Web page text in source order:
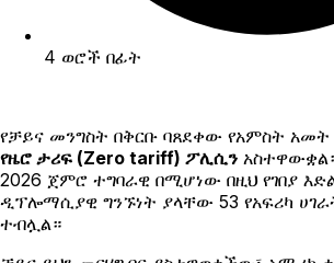
4 ወሮች በፊት
የቻይና መንግስት በቅርቡ ባጸደቀው የአምስት
የዜሮ ታሪፍ (Zero tariff) ፖሊሲን
2026 ጀምሮ ተግባራዊ በሚሆነው በዚህ የገበያ
ዲፕሎማሲያዊ ግንኙነት ያላቸው 53 የአፍሪካ
ተብሏል።